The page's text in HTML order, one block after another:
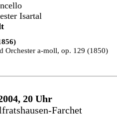
Isartal
Orchester a-moll, op. 129 (1850)
20 Uhr
Farchet